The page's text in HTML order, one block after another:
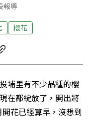
報導
櫻花
埔里有不少品種的櫻
在都綻放了，開出將
花已經算早，沒想到